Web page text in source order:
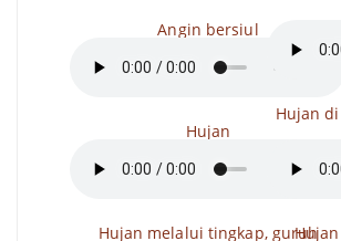
Angin bersiul
Hujan
Hujan melalui tingkap, guruh
Hujan